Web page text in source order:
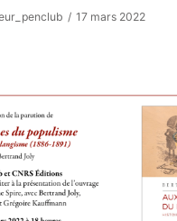
17 mars 2022